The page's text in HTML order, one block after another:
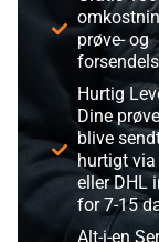
prøve- og
Hurtig
Dine
blive
hurtigt via
eller DHL
for 7-15
Alt-i-en